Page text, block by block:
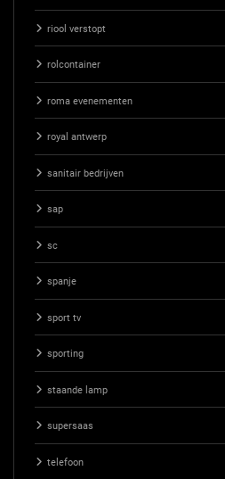
riool verstopt
rolcontainer
roma evenementen
royal antwerp
sanitair bedrijven
sap
sc
spanje
sport tv
sporting
staande lamp
supersaas
telefoon